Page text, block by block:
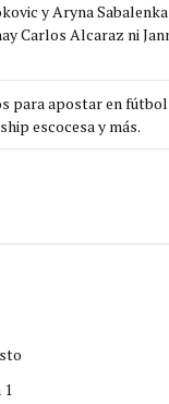
y Aryna
Carlos Alcaraz ni
para apostar en
escocesa y más.
1